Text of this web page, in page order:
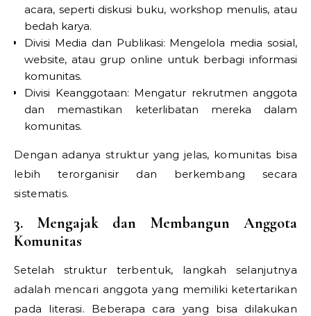
acara, seperti diskusi buku, workshop menulis, atau
bedah karya.
Divisi Media dan Publikasi: Mengelola media sosial,
website, atau grup online untuk berbagi informasi
komunitas.
Divisi Keanggotaan: Mengatur rekrutmen anggota
dan memastikan keterlibatan mereka dalam
komunitas.
Dengan adanya struktur yang jelas, komunitas bisa
lebih terorganisir dan berkembang secara
sistematis.
3. Mengajak dan Membangun Anggota
Komunitas
Setelah struktur terbentuk, langkah selanjutnya
adalah mencari anggota yang memiliki ketertarikan
pada literasi. Beberapa cara yang bisa dilakukan